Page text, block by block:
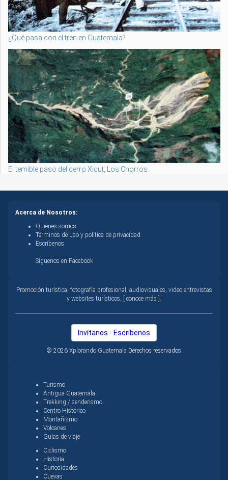
¿Qué pasa con el tren en Guatemala?
El temible paso del cerro Xicut, Los Chorros
Acerca de Nosotros:
Quiénes somos
Términos de uso y política de privacidad
Escríbenos
Síguenos en Facebook
Promoción turística, fotografía profesional, audiovisuales, video entrevistas
y websites turísticos, [ conoce más ].
Invítanos - Escríbenos
© 2026 Xplorando Guatemala Derechos reservados
Turismo
Antigua Guatemala
Trekking / senderismo
Centro Histórico
Montañismo
Volcanes
Guías de viaje
Ciclismo
Historia
Curiosidades
Cuevas